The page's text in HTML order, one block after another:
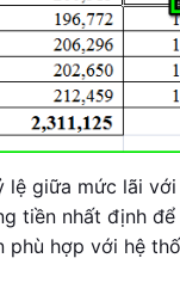
lệ giữa mức lãi
tiền nhất định
phù hợp với hệ